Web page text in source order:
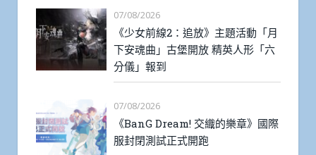
07/08/2026
《少女前線2：追放》主題活動「月
下安魂曲」古堡開放 精英人形「六
分儀」報到
07/08/2026
《BanG Dream! 交織的樂章》國際
服封閉測試正式開跑